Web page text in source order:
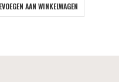
AAN WINKELWAGEN